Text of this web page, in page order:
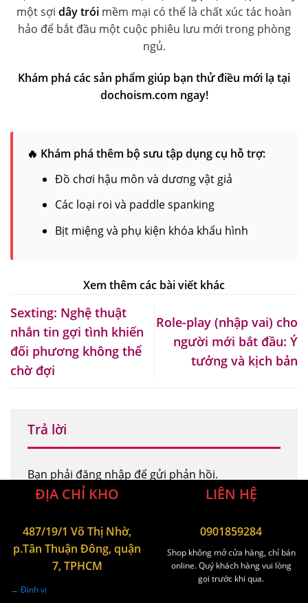
một sợi dây trói mềm mại có thể là chất xúc tác hoàn
hảo để bắt đầu một cuộc phiêu lưu mới trong phòng
ngủ.
Khám phá các sản phẩm giúp bạn thử điều mới lạ tại
dochoism.com ngay!
🔥 Khám phá thêm bộ sưu tập dụng cụ hỗ trợ:
Đồ chơi hậu môn và dương vật giả
Các loại roi và paddle spanking
Bịt miệng và phụ kiện khóa khẩu hình
Sexting: Nghệ thuật
nhắn tin gợi tình khiến
đối phương không thể
chờ đợi
Role-play (nhập vai) cho
người mới bắt đầu: Ý
tưởng và kịch bản
Trả lời
Bạn phải đăng nhập để gửi phản hồi.
ĐỊA CHỈ KHO
487/19/1 Võ Thị Nhờ,
p.Tân Thuận Đông, quận
7, TPHCM
→ Định vị
LIÊN HỆ
0901859284
Shop không mở cửa hàng, chỉ bán
online. Quý khách hàng vui lòng
gọi trước khi qua.